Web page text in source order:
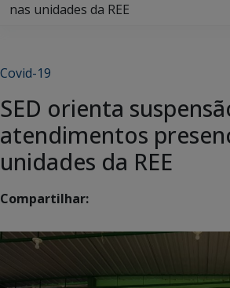
nas unidades da REE
Covid-19
SED orienta
atendimentos
unidades da REE
Compartilhar: